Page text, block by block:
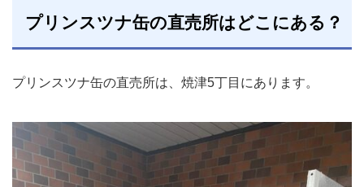
プリンスツナ缶の直売所はどこにある？
プリンスツナ缶の直売所は、焼津5丁目にあります。